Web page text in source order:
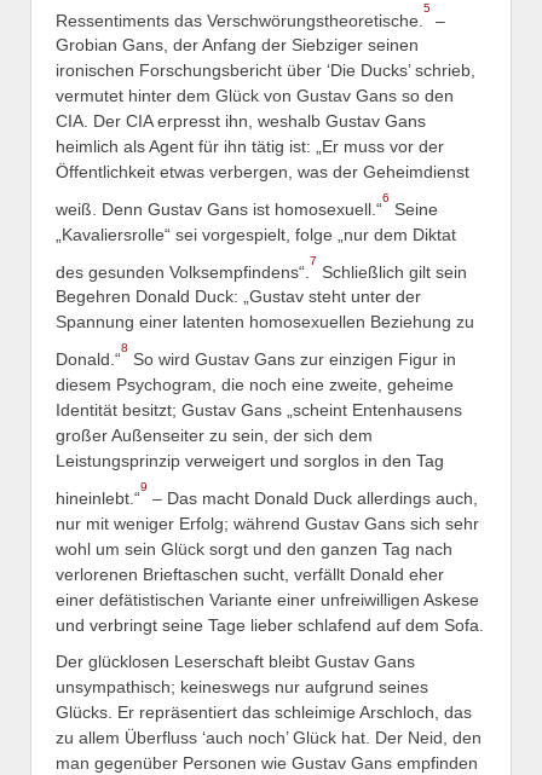
Ressentiments das Verschwörungstheoretische.
5
–
Grobian Gans, der Anfang der Siebziger seinen
ironischen Forschungsbericht über ‘Die Ducks’ schrieb,
vermutet hinter dem Glück von Gustav Gans so den
CIA. Der CIA erpresst ihn, weshalb Gustav Gans
heimlich als Agent für ihn tätig ist: „Er muss vor der
Öffentlichkeit etwas verbergen, was der Geheimdienst
weiß. Denn Gustav Gans ist homosexuell.“
6
Seine
„Kavaliersrolle“ sei vorgespielt, folge „nur dem Diktat
des gesunden Volksempfindens“.
7
Schließlich gilt sein
Begehren Donald Duck: „Gustav steht unter der
Spannung einer latenten homosexuellen Beziehung zu
Donald.“
8
So wird Gustav Gans zur einzigen Figur in
diesem Psychogram, die noch eine zweite, geheime
Identität besitzt; Gustav Gans „scheint Entenhausens
großer Außenseiter zu sein, der sich dem
Leistungsprinzip verweigert und sorglos in den Tag
hineinlebt.“
9
– Das macht Donald Duck allerdings auch,
nur mit weniger Erfolg; während Gustav Gans sich sehr
wohl um sein Glück sorgt und den ganzen Tag nach
verlorenen Brieftaschen sucht, verfällt Donald eher
einer defätistischen Variante einer unfreiwilligen Askese
und verbringt seine Tage lieber schlafend auf dem Sofa.
Der glücklosen Leserschaft bleibt Gustav Gans
unsympathisch; keineswegs nur aufgrund seines
Glücks. Er repräsentiert das schleimige Arschloch, das
zu allem Überfluss ‘auch noch’ Glück hat. Der Neid, den
man gegenüber Personen wie Gustav Gans empfinden